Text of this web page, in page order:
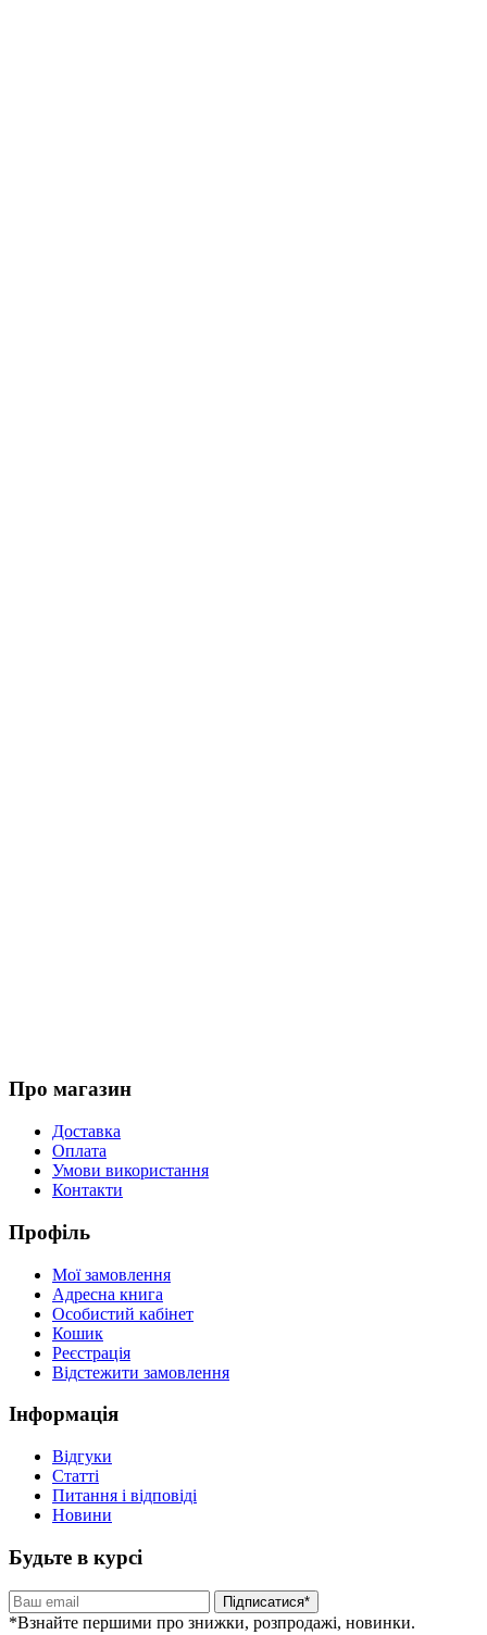
Про магазин
Доставка
Оплата
Умови використання
Контакти
Профіль
Мої замовлення
Адресна книга
Особистий кабінет
Кошик
Реєстрація
Відстежити замовлення
Інформація
Відгуки
Статті
Питання і відповіді
Новини
Будьте в курсі
Підписатися*
*Взнайте першими про знижки, розпродажі, новинки.